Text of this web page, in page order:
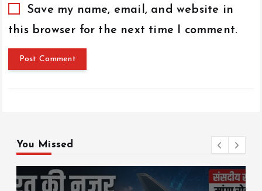
Save my name, email, and website in
this browser for the next time I comment.
You Missed